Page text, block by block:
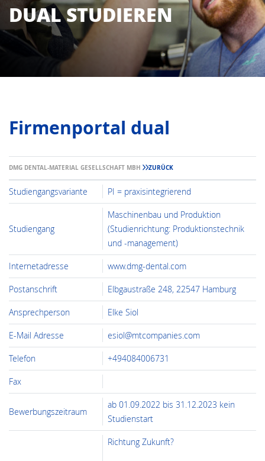
DUAL STUDIEREN
Firmenportal dual
DMG DENTAL-MATERIAL GESELLSCHAFT MBH ZURÜCK
Studiengangsvariante PI = praxisintegrierend
Studiengang
Maschinenbau und Produktion
(Studienrichtung: Produktionstechnik
und -management)
Internetadresse www.dmg-dental.com
Postanschrift Elbgaustraße 248, 22547 Hamburg
Ansprechperson Elke Siol
E-Mail Adresse esiol@mtcompanies.com
Telefon +494084006731
Fax
Bewerbungszeitraum
ab 01.09.2022 bis 31.12.2023 kein
Studienstart
Richtung Zukunft?